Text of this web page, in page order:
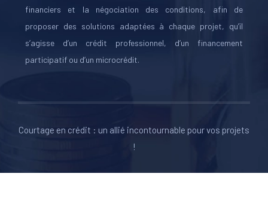
financiers et la négociation des conditions, afin de
proposer des solutions adaptées à chaque projet, qu’il
s’agisse d’un crédit professionnel, d’un financement
participatif ou d’un microcrédit.
Courtage en crédit : un allié incontournable pour vos projets
!